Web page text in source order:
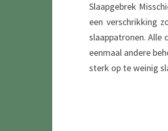
Slaapgebrek
een verschrikking
slaappatronen. Alle
eenmaal andere
sterk op te weinig